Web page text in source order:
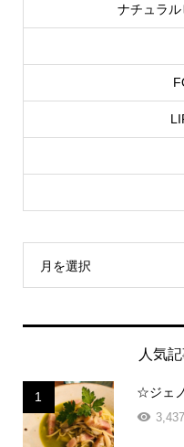
ナチュラ
月を選択
人気
1 ☆ジェ